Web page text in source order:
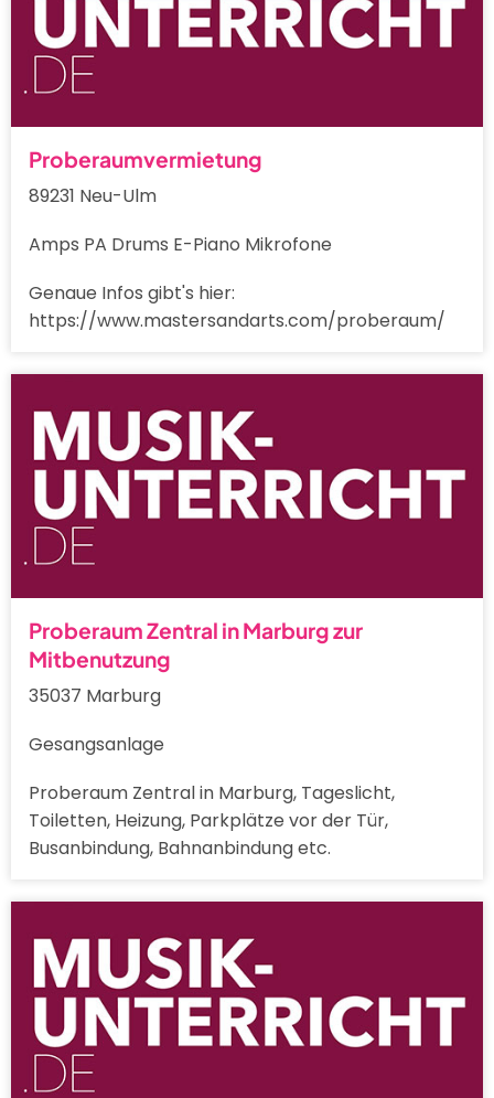
Proberaumvermietung
89231 Neu-Ulm
Amps PA Drums E-Piano Mikrofone
Genaue Infos gibt's hier:
https://www.mastersandarts.com/proberaum/
Proberaum Zentral in Marburg zur
Mitbenutzung
35037 Marburg
Gesangsanlage
Proberaum Zentral in Marburg, Tageslicht,
Toiletten, Heizung, Parkplätze vor der Tür,
Busanbindung, Bahnanbindung etc.